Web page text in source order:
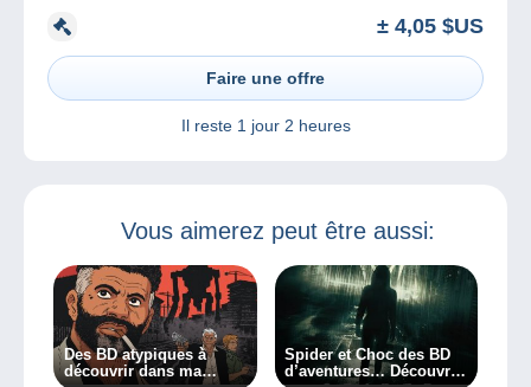
± 4,05 $US
Faire une offre
Il reste 1 jour 2 heures
Vous aimerez peut être aussi:
Des BD atypiques à
découvrir dans ma
Spider et Choc des BD
d’aventures… Découvrez